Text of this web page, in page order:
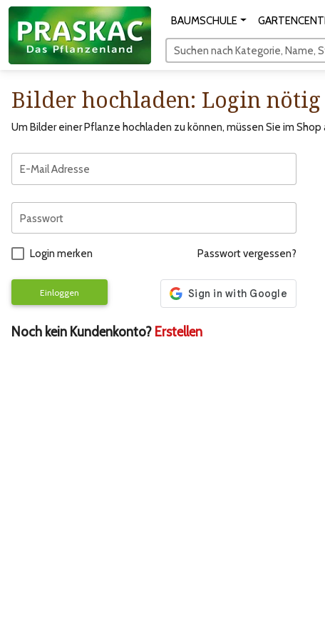
BAUMSCHULE
Suchen nach Kategorie, Name,
Bilder hochladen: Login nötig
Um Bilder einer Pflanze hochladen zu können, müssen Sie im
E-Mail Adresse
Passwort
Login merken Passwort vergessen?
Einloggen
Noch kein Kundenkonto? Erstellen